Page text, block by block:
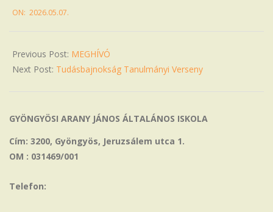
05-
ON: 2026.05.07.
Previous Post: MEGHÍVÓ
Next Post: Tudásbajnokság Tanulmányi Verseny
GYÖNGYÖSI ARANY JÁNOS ÁLTALÁNOS ISKOLA
Cím: 3200, Gyöngyös, Jeruzsálem utca 1.
OM : 031469/001
Telefon: